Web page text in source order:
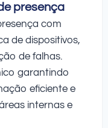
presença
com
de dispositivos,
de falhas.
garantindo
eficiente e
internas e